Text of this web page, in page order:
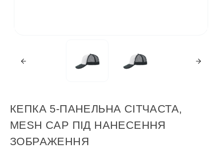
КЕПКА 5-ПАНЕЛЬНА СІТЧАСТА,
MESH CAP ПІД НАНЕСЕННЯ
ЗОБРАЖЕННЯ